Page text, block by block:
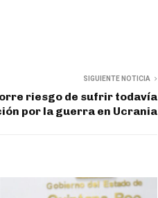
SIGUIENTE NOTICIA
riesgo de sufrir todavía
por la guerra en Ucrania